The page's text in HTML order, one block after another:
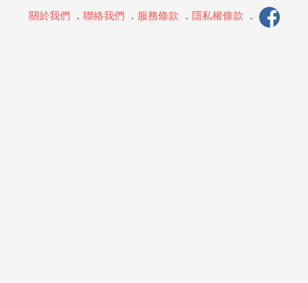
關於我們 ． 聯絡我們 ． 服務條款 ． 隱私權條款 ．